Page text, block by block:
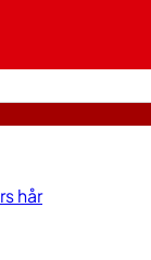
hår